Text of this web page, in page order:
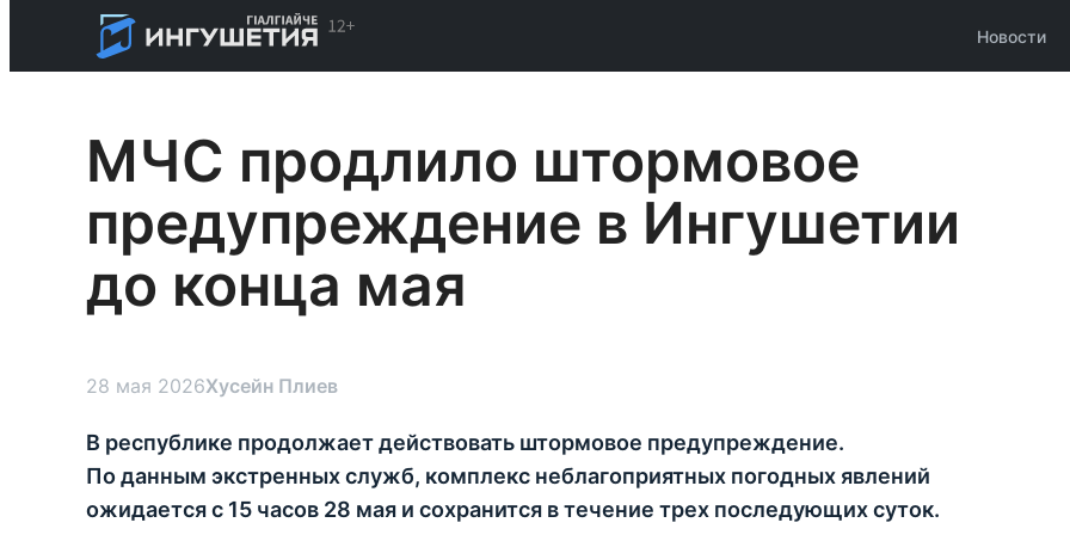
Новости
МЧС продлило штормовое
предупреждение в Ингушетии
до конца мая
28 мая 2026Хусейн Плиев
В республике продолжает действовать штормовое предупреждение.
По данным экстренных служб, комплекс неблагоприятных погодных явлений
ожидается с 15 часов 28 мая и сохранится в течение трех последующих суток.